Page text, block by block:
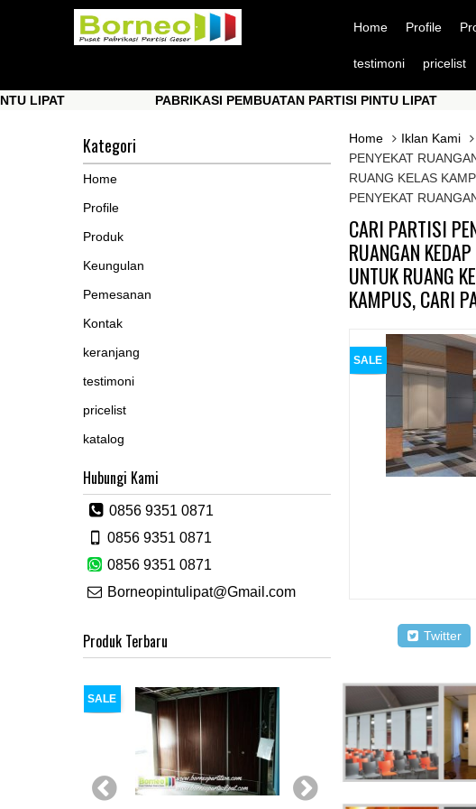
Home Profile
testimoni pricelist
PABRIKASI PEMBUATAN PARTISI PINTU LIPAT
Home
Iklan Kami
PENYEKAT
RUANG KELAS
PENYEKAT
CARI PARTISI
RUANGAN
UNTUK RUANG
KAMPUS, CARI
SALE
Twitter
Kategori
Home
Profile
Produk
Keungulan
Pemesanan
Kontak
keranjang
testimoni
pricelist
katalog
Hubungi Kami
0856 9351 0871
0856 9351 0871
0856 9351 0871
Borneopintulipat@Gmail.com
Produk Terbaru
SALE